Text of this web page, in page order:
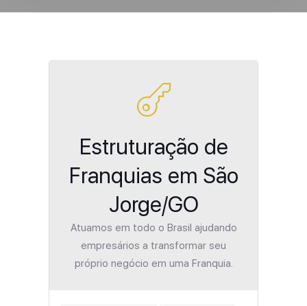
Estruturação de
Franquias em São
Jorge/GO
Atuamos em todo o Brasil ajudando
empresários a transformar seu
próprio negócio em uma Franquia.